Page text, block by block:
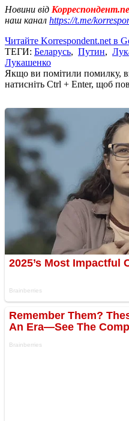
Новини від
наш канал https://t.me/
Читайте Korrespondent.net в
ТЕГИ: Беларусь, Путин,
Лукашенко
Якщо ви помітили помилку,
натисніть Ctrl + Enter, щоб